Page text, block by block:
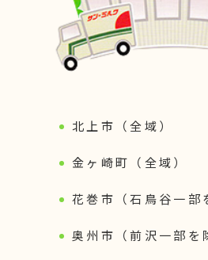
北上市（全域）
金ヶ崎町（全域）
花巻市（石鳥谷一部
奥州市（前沢一部を